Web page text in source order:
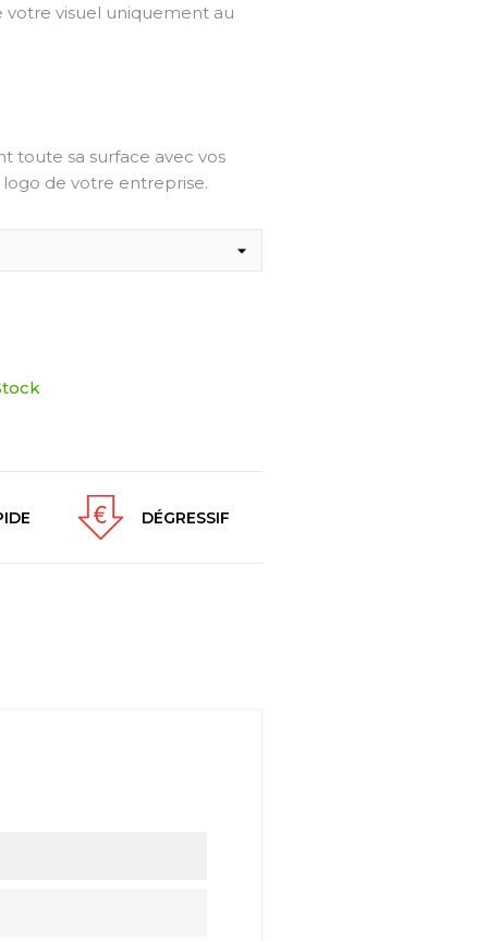
votre visuel uniquement au
toute sa surface avec vos
de votre entreprise.
DÉGRESSIF